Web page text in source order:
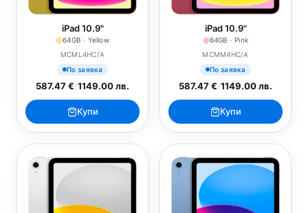
iPad 10.9"
64GB · Yellow
MCML4HC/A
По заявка
587.47 €/1149.00 лв.
Купи
iPad 10.9"
64GB · Pink
MCMM4HC/A
По заявка
587.47 €/1149.00 лв.
Купи